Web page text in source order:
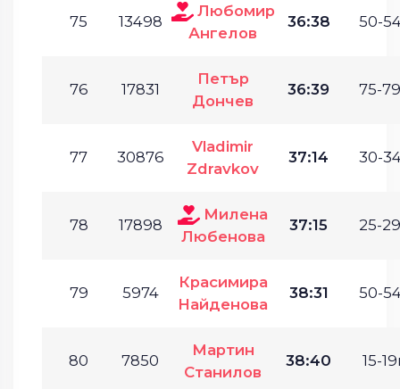
75 13498
Любомир
Ангелов
36:38 50-
76 17831
Петър
Дончев
36:39 75-
77 30876
Vladimir
Zdravkov
37:14 30-
78 17898
Милена
Любенова
37:15 25-
79 5974
Красимира
Найденова
38:31 50-
80 7850
Мартин
Станилов
38:40 15-